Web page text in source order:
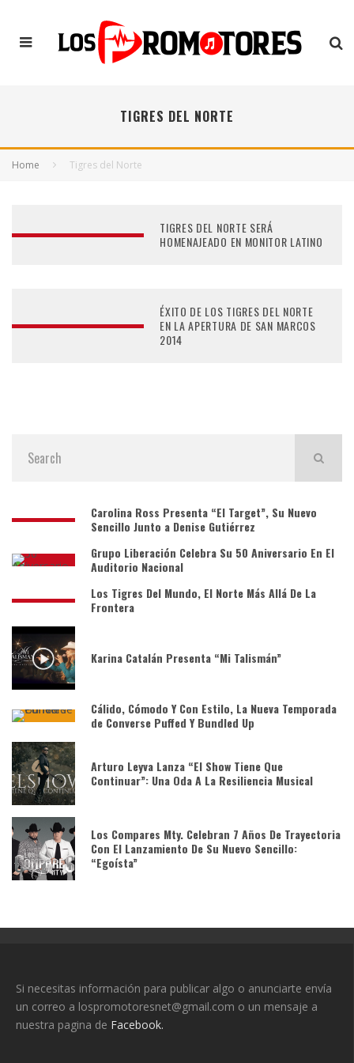
TIGRES DEL NORTE
Home Tigres del Norte
TIGRES DEL NORTE SERÁ
HOMENAJEADO EN MONITOR LATINO
ÉXITO DE LOS TIGRES DEL NORTE
EN LA APERTURA DE SAN MARCOS
2014
Carolina Ross Presenta “El Target”, Su Nuevo
Sencillo Junto a Denise Gutiérrez
Grupo Liberación Celebra Su 50 Aniversario En El
Auditorio Nacional
Los Tigres Del Mundo, El Norte Más Allá De La
Frontera
Karina Catalán Presenta “Mi Talismán”
Cálido, Cómodo Y Con Estilo, La Nueva Temporada
de Converse Puffed Y Bundled Up
Arturo Leyva Lanza “El Show Tiene Que
Continuar”: Una Oda A La Resiliencia Musical
Los Compares Mty. Celebran 7 Años De Trayectoria
Con El Lanzamiento De Su Nuevo Sencillo:
“Egoísta”
Si necesitas información para publicar algo o anunciarte envía
un correo a lospromotoresnet@gmail.com o un mensaje a
nuestra pagina de Facebook.